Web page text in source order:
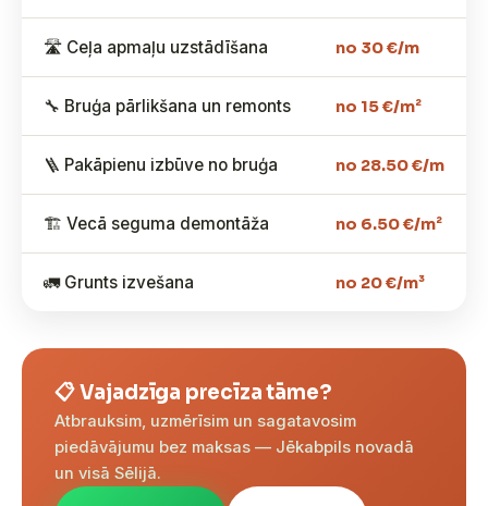
🛣️ Ceļa apmaļu uzstādīšana no 30 €/m
🔧 Bruģa pārlikšana un remonts no 15 €/m²
🪜 Pakāpienu izbūve no bruģa no 28.50 €/m
🏗️ Vecā seguma demontāža no 6.50 €/m²
🚛 Grunts izvešana no 20 €/m³
📋 Vajadzīga precīza tāme?
Atbrauksim, uzmērīsim un sagatavosim
piedāvājumu bez maksas — Jēkabpils novadā
un visā Sēlijā.